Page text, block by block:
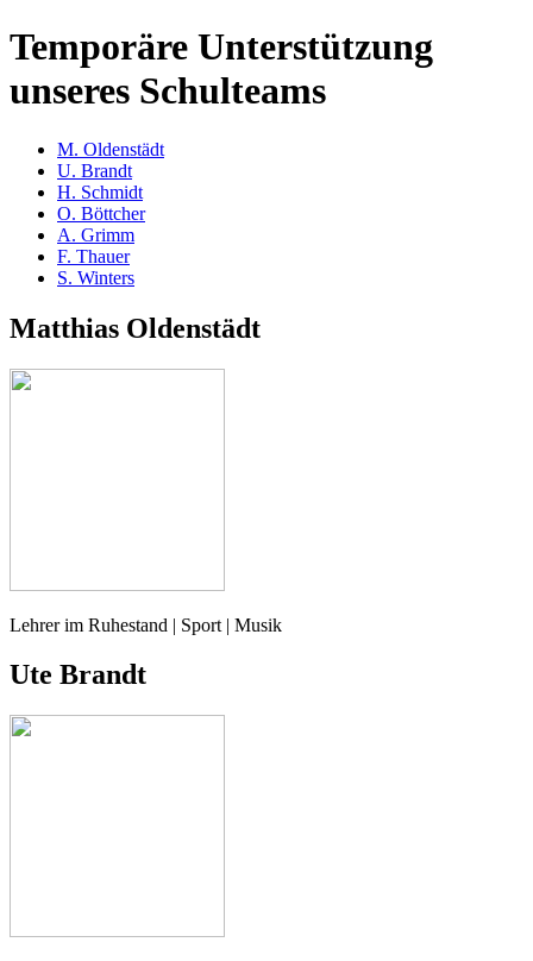
Temporäre Unterstützung
unseres Schulteams
M. Oldenstädt
U. Brandt
H. Schmidt
O. Böttcher
A. Grimm
F. Thauer
S. Winters
Matthias Oldenstädt
Lehrer im Ruhestand | Sport | Musik
Ute Brandt